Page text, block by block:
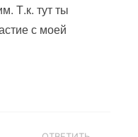
Т.к. тут ты
с моей